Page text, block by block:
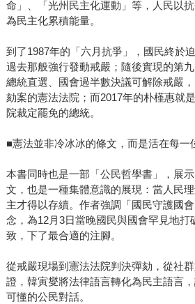
命」、「光州民主化運動」等，人民以
為民主化累積能量。
到了1987年的「六月抗爭」，國民終於
過去那般強行發動戒嚴；隨後實現的第
總統直選、國會過半數決議可解除戒嚴
劾案的憲法法院；而2017年的朴槿惠就
院裁定罷免的總統。
■憲法並非冷冰冰的條文，而是活在每一
本書同時也是一部「公民哲學書」，展
文，也是一種集體意識的展現：當人民
主才得以存續。作者強調「國民守護國
念，為12月3日當晚國民與國會罕見地打
致，下了最合適的注腳。
從戒嚴現場到憲法法院判決彈劾，從社
證，韓寅燮將法律語言轉化為民主語言
可懂的公民對話。